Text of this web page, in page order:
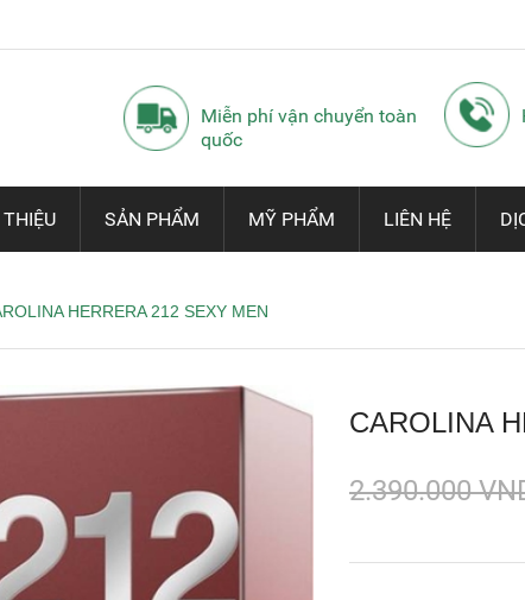
Miễn phí vận chuyển toàn
quốc
THIỆU SẢN PHẨM MỸ PHẨM LIÊN HỆ
HERRERA 212 SEXY MEN
CAROLINA
2.390.000